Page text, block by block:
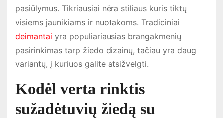
pasiūlymus. Tikriausiai nėra stiliaus kuris tiktų
visiems jaunikiams ir nuotakoms. Tradiciniai
deimantai yra populiariausias brangakmenių
pasirinkimas tarp žiedo dizainų, tačiau yra daug
variantų, į kuriuos galite atsižvelgti.
Kodėl verta rinktis
sužadėtuvių žiedą su